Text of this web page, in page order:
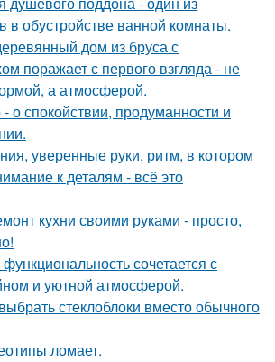
в обустройстве ванной комнаты.
дом из бруса с
поражает с первого взгляда - не
а атмосферой.
о спокойствии, продуманности и
уверенные руки, ритм, в котором
к деталям - всё это
кухни своими руками - просто,
сочетается с
и уютной атмосферой.
стеклоблоки вместо обычного
ломает.